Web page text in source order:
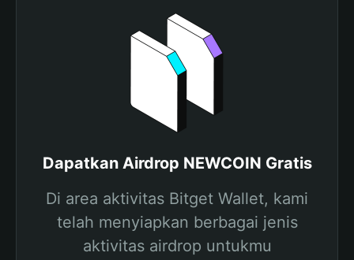
Dapatkan Airdrop NEWCOIN Gratis
Di area aktivitas Bitget Wallet, kami
telah menyiapkan berbagai jenis
aktivitas airdrop untukmu